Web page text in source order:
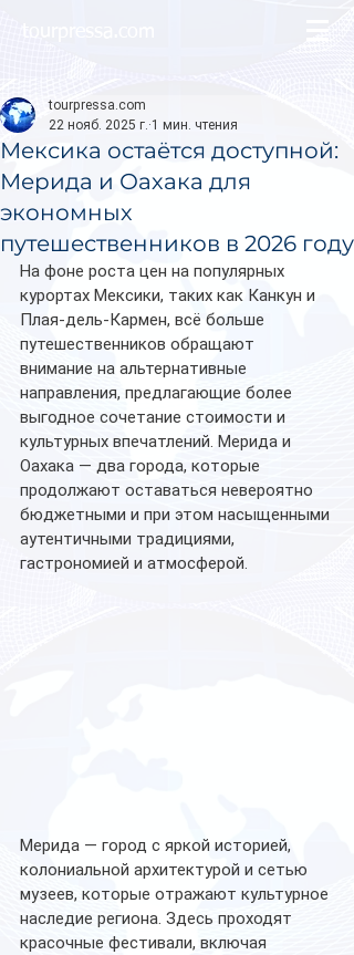
Мексика остаётся доступной:
Мерида и Оахака для
экономных
путешественников в 2026 году
tourpressa.com
22 нояб. 2025 г. 1 мин. чтения
На фоне роста цен на популярных
курортах Мексики, таких как Канкун и
Плая-дель-Кармен, всё больше
путешественников обращают
внимание на альтернативные
направления, предлагающие более
выгодное сочетание стоимости и
культурных впечатлений. Мерида и
Оахака — два города, которые
продолжают оставаться невероятно
бюджетными и при этом насыщенными
аутентичными традициями,
гастрономией и атмосферой.
Мерида — город с яркой историей,
колониальной архитектурой и сетью
музеев, которые отражают культурное
наследие региона. Здесь проходят
красочные фестивали, включая